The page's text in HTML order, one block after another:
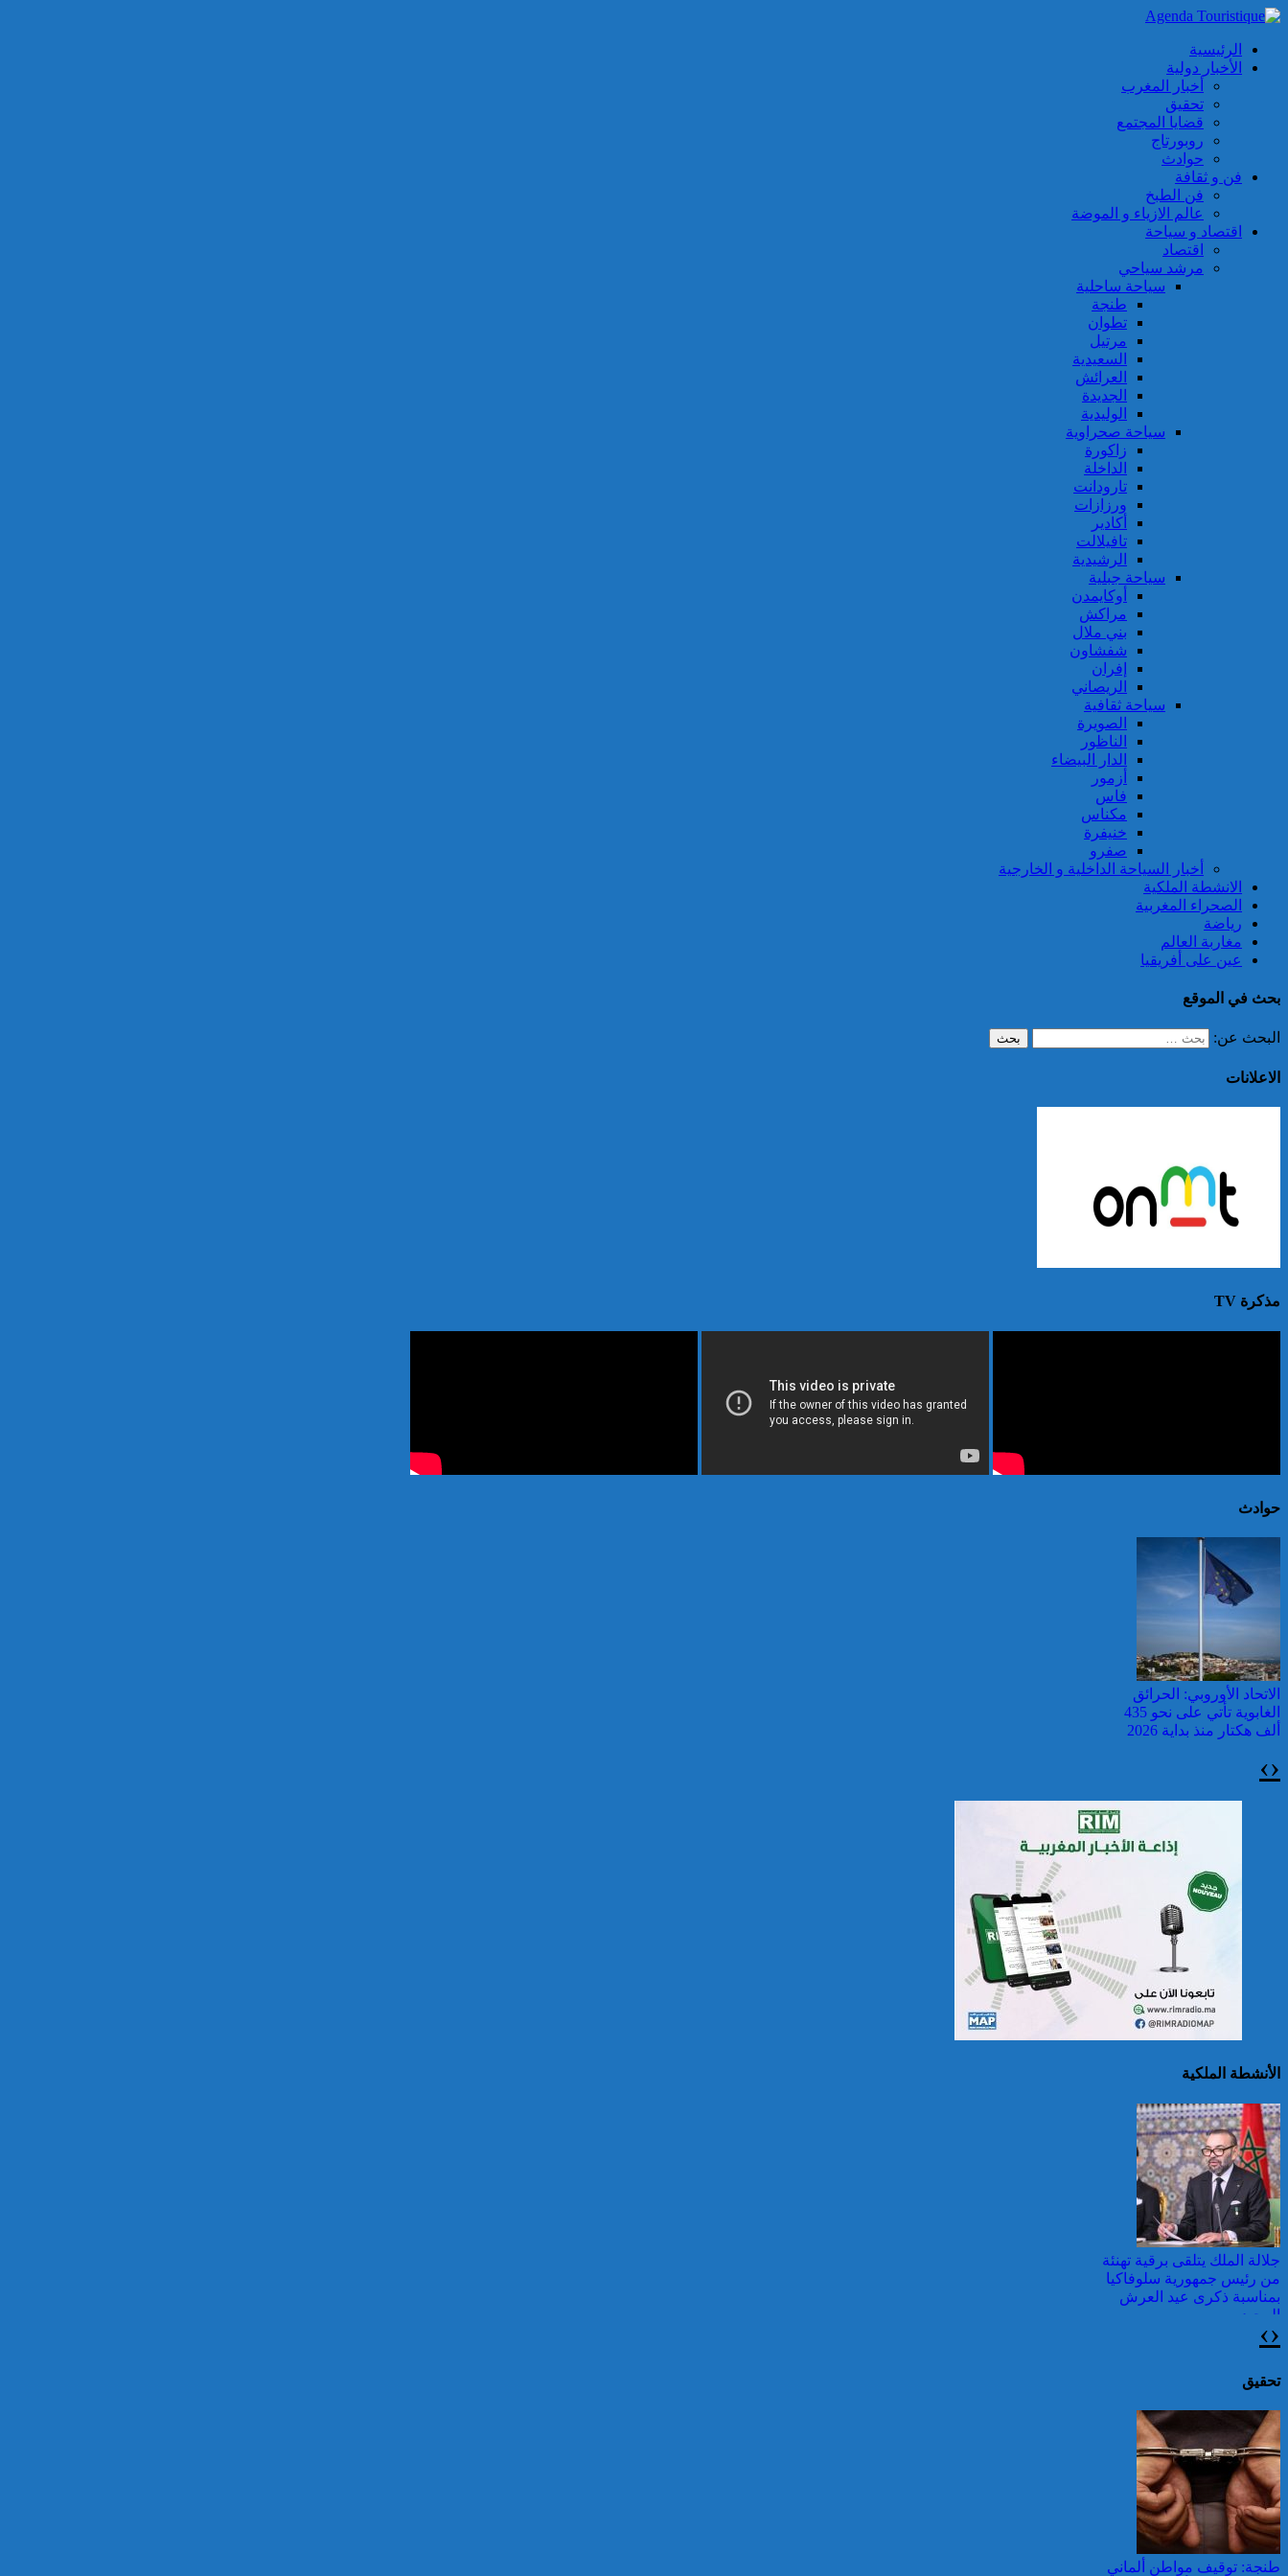
الرئيسية
الأخبار دولية
أخبار المغرب
تحقيق
قضايا المجتمع
روبورتاج
حوادث
فن و ثقافة
فن الطبخ
عالم الازياء و الموضة
اقتصاد و سياحة
اقتصاد
مرشد سياحي
سياحة ساحلية
طنجة
تطوان
مرتيل
السعيدية
العرائش
الجديدة
الوليدية
سياحة صحراوية
زاكورة
الداخلة
تارودانت
ورزازات
أكادير
تافيلالت
الرشيدية
سياحة جبلية
أوكايمدن
مراكش
بني ملال
شفشاون
إفران
الريصاني
سياحة ثقافية
الصويرة
الناظور
الدار البيضاء
أزمور
فاس
مكناس
خنيفرة
صفرو
أخبار السياحة الداخلية و الخارجية
الانشطة الملكية
الصحراء المغربية
رياضة
مغاربة العالم
عين على أفريقيا
بحث في الموقع
البحث عن:
الاعلانات
مذكرة TV
حوادث
الاتحاد الأوروبي: الحرائق
الغابوية تأتي على نحو 435
ألف هكتار منذ بداية 2026
سريلانكا: إغلاق بعض
المدارس في مناطق جبلية
الصين تصدر إنذارين
لمواجهة العواصف المطيرة
وطقس شديد الحمل
الحراري
مكافحة حريق في شمال
قرابة ألف حريق في غابات
كندا وسحب الدخان تصل
‹
›
الأنشطة الملكية
جلالة الملك يتلقى برقية تهنئة
من رئيس جمهورية سلوفاكيا
بمناسبة ذكرى عيد العرش
المجيد
عيد العرش: جلالة الملك
يتوصل ببرقية تهنئة من رئيس
الفلبين
‹
›
تحقيق
طنجة: توقيف مواطن ألماني